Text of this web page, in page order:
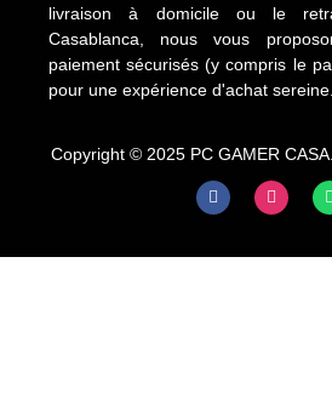
livraison à domicile ou le
Casablanca, nous vous
paiement sécurisés (y compris le
pour une expérience d'achat sereine.
Copyright © 2025 PC GAMER